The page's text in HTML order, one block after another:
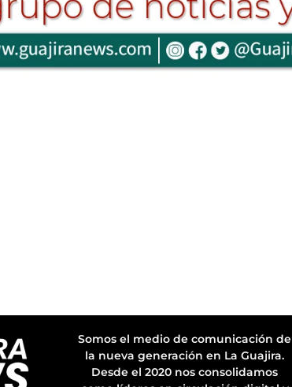
Somos el medio de comunicación de
la nueva generación en La Guajira.
Desde el 2020 nos consolidamos